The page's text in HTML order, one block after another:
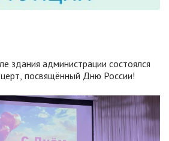
здания администрации состоялся
посвящённый Дню России!